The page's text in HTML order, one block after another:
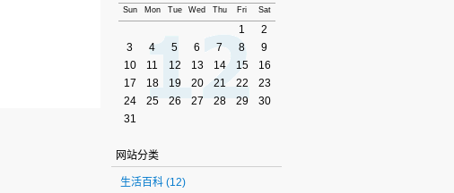
Sun Mon Tue Wed Thu Fri Sat
1
2
3
4 5 6 7 8
9
10
11 12 13 14 15
16
17
18 19 20 21 22
23
24
25 26 27 28 29
30
31
网站分类
生活百科 (12)